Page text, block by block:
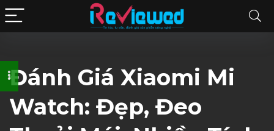
Đánh Giá Xiaomi Mi
Watch: Đẹp, Đeo